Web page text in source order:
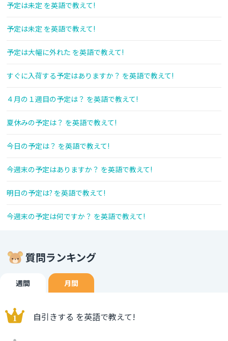
予定は未定 を英語で教えて!
予定は未定 を英語で教えて!
予定は大幅に外れた を英語で教えて!
すぐに入荷する予定はありますか？ を英語で教えて!
４月の１週目の予定は？ を英語で教えて!
夏休みの予定は？ を英語で教えて!
今日の予定は？ を英語で教えて!
今週末の予定はありますか？ を英語で教えて!
明日の予定は? を英語で教えて!
今週末の予定は何ですか？ を英語で教えて!
質問ランキング
週間 月間
自引きする を英語で教えて!